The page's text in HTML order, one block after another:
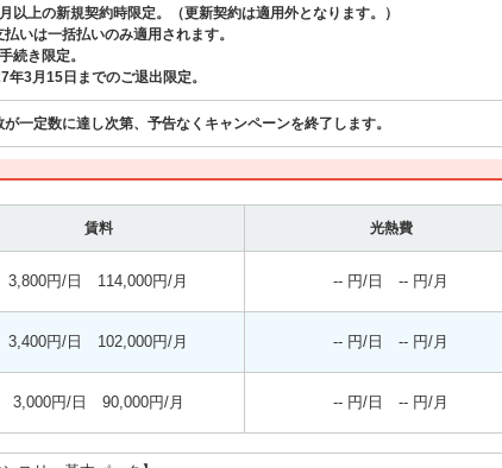
以上の新規契約時限定。（更新契約は適用外となります。）
いは一括払いのみ適用されます。
続き限定。
3月15日までのご退出限定。
が一定数に達し次第、予告なくキャンペーンを終了します。
賃料 光熱費
3,800円/日 114,000円/月 -- 円/日 -- 円/月
3,400円/日 102,000円/月 -- 円/日 -- 円/月
3,000円/日 90,000円/月 -- 円/日 -- 円/月